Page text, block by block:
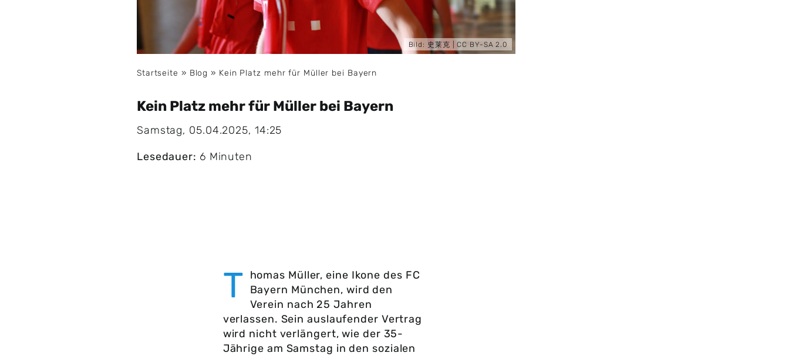
Bild: 史莱克 |CC BY-SA 2.0
Startseite » Blog » Kein Platz mehr für Müller bei Bayern
Kein Platz mehr für Müller bei Bayern
Samstag, 05.04.2025, 14:25
Lesedauer: 6 Minuten
T homas Müller, eine Ikone des FC
Bayern München, wird den
Verein nach 25 Jahren
verlassen. Sein auslaufender Vertrag
wird nicht verlängert, wie der 35-
Jährige am Samstag in den sozialen